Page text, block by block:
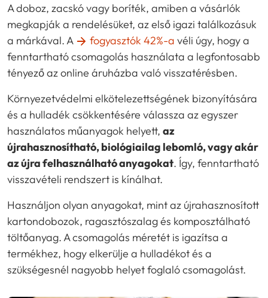
A doboz, zacskó vagy boríték, amiben a vásárlók
megkapják a rendelésüket, az első igazi találkozásuk
a márkával. A
fogyasztók 42%-a véli úgy, hogy a
fenntartható csomagolás használata a legfontosabb
tényező az online áruházba való visszatérésben.
Környezetvédelmi elkötelezettségének bizonyítására
és a hulladék csökkentésére válassza az egyszer
használatos műanyagok helyett, az
újrahasznosítható, biológiailag lebomló, vagy akár
az újra felhasználható anyagokat. Így, fenntartható
visszavételi rendszert is kínálhat.
Használjon olyan anyagokat, mint az újrahasznosított
kartondobozok, ragasztószalag és komposztálható
töltőanyag. A csomagolás méretét is igazítsa a
termékhez, hogy elkerülje a hulladékot és a
szükségesnél nagyobb helyet foglaló csomagolást.